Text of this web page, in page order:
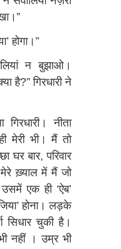
होगा।”
न बुझाओ।
है?” गिरधारी ने
नीता
मेरी भी। मैं तो
घर बार, परिवार
ख़्याल में मैं जो
एक ही ‘ऐब’
होना। लड़के
सिधार चुकी है।
नहीं । उम्र भी